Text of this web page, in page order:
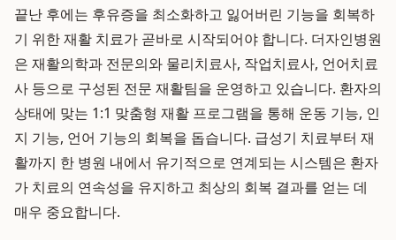
끝난 후에는 후유증을 최소화하고 잃어버린 기능을 회복하
기 위한 재활 치료가 곧바로 시작되어야 합니다. 더자인병원
은 재활의학과 전문의와 물리치료사, 작업치료사, 언어치료
사 등으로 구성된 전문 재활팀을 운영하고 있습니다. 환자의
상태에 맞는 1:1 맞춤형 재활 프로그램을 통해 운동 기능, 인
지 기능, 언어 기능의 회복을 돕습니다. 급성기 치료부터 재
활까지 한 병원 내에서 유기적으로 연계되는 시스템은 환자
가 치료의 연속성을 유지하고 최상의 회복 결과를 얻는 데
매우 중요합니다.